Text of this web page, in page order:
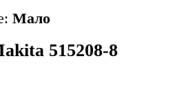
Мало
515208-8